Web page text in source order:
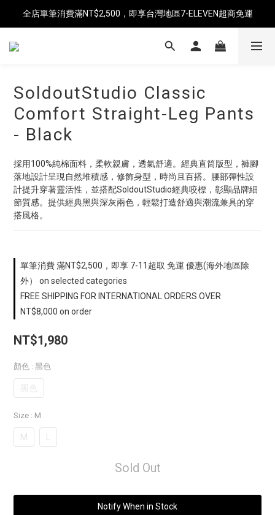
海外單筆消費滿$6,000享免運
全店單筆消費滿NT$2,500，即享台灣地區7-ELEVEN超商免運
海外單筆消費滿$6,000享免運
SoldoutStudio Classic
Comfort Straight-Leg Pants
- Black
採用100%純棉面料，柔軟親膚，透氣舒適。經典直筒版型，褲腳
落地設計呈現自然堆積感，修飾身型，時尚且百搭。腰部彈性設
計提升穿著靈活性，並搭配SoldoutStudio經典咬標，彰顯品牌細
節質感。提供經典黑與深灰兩色，輕鬆打造舒適與潮流兼具的穿
搭風格。
單筆消費 滿NT$2,500，即享 7-11超取 免運 優惠(海外地區除
外） on selected categories
FREE SHIPPING FOR INTERNATIONAL ORDERS OVER
NT$8,000 on order
NT$1,980
顏色 : 黑色
黑色
Size : M
M
Sold Out
Notify When in Stock